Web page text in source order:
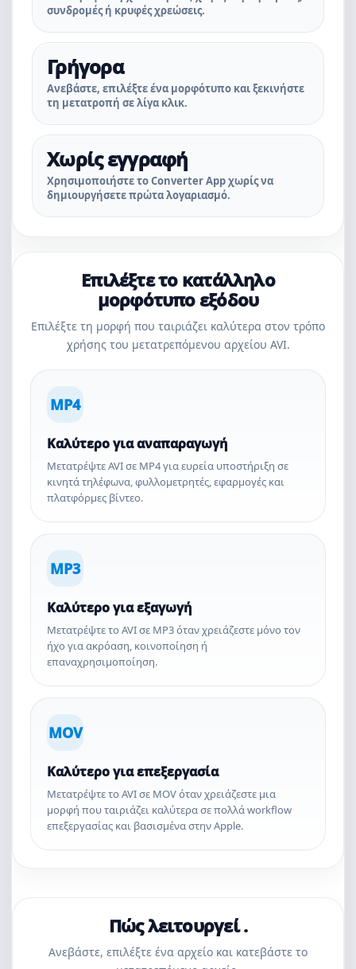
συνδρομές ή κρυφές χρεώσεις.
Γρήγορα
Ανεβάστε, επιλέξτε ένα μορφότυπο και ξεκινήστε
τη μετατροπή σε λίγα κλικ.
Χωρίς εγγραφή
Χρησιμοποιήστε το Converter App χωρίς να
δημιουργήσετε πρώτα λογαριασμό.
Επιλέξτε το κατάλληλο
μορφότυπο εξόδου
Επιλέξτε τη μορφή που ταιριάζει καλύτερα στον τρόπο
χρήσης του μετατρεπόμενου αρχείου AVI.
MP4
Καλύτερο για αναπαραγωγή
Μετατρέψτε AVI σε MP4 για ευρεία υποστήριξη σε
κινητά τηλέφωνα, φυλλομετρητές, εφαρμογές και
πλατφόρμες βίντεο.
MP3
Καλύτερο για εξαγωγή
Μετατρέψτε το AVI σε MP3 όταν χρειάζεστε μόνο τον
ήχο για ακρόαση, κοινοποίηση ή
επαναχρησιμοποίηση.
MOV
Καλύτερο για επεξεργασία
Μετατρέψτε το AVI σε MOV όταν χρειάζεστε μια
μορφή που ταιριάζει καλύτερα σε πολλά workflow
επεξεργασίας και βασισμένα στην Apple.
Πώς λειτουργεί .
Ανεβάστε, επιλέξτε ένα αρχείο και κατεβάστε το